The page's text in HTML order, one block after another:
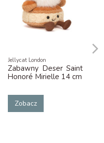
Jellycat London
Zabawny Deser Saint
Honoré Mirielle 14 cm
Zobacz